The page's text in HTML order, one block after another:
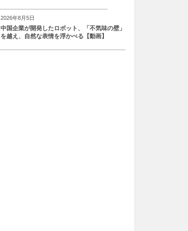
2026年8月5日
中国企業が開発したロボット、「不気味の壁」
を越え、自然な表情を浮かべる【動画】